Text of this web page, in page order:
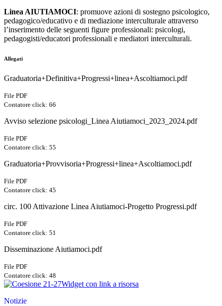
Linea AIUTIAMOCI: promuove azioni di sostegno psicologico,
pedagogico/educativo e di mediazione interculturale attraverso
l’inserimento delle seguenti figure professionali: psicologi,
pedagogisti/educatori professionali e mediatori interculturali.
Allegati
Graduatoria+Definitiva+Progressi+linea+Ascoltiamoci.pdf
File PDF
Contatore click: 66
Avviso selezione psicologi_Linea Aiutiamoci_2023_2024.pdf
File PDF
Contatore click: 55
Graduatoria+Provvisoria+Progressi+linea+Ascoltiamoci.pdf
File PDF
Contatore click: 45
circ. 100 Attivazione Linea Aiutiamoci-Progetto Progressi.pdf
File PDF
Contatore click: 51
Disseminazione Aiutiamoci.pdf
File PDF
Contatore click: 48
Widget con link a risorsa
Notizie